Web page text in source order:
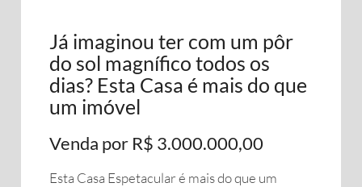
Já imaginou ter com um pôr
do sol magnífico todos os
dias? Esta Casa é mais do que
um imóvel
Venda por R$ 3.000.000,00
Esta Casa Espetacular é mais do que um